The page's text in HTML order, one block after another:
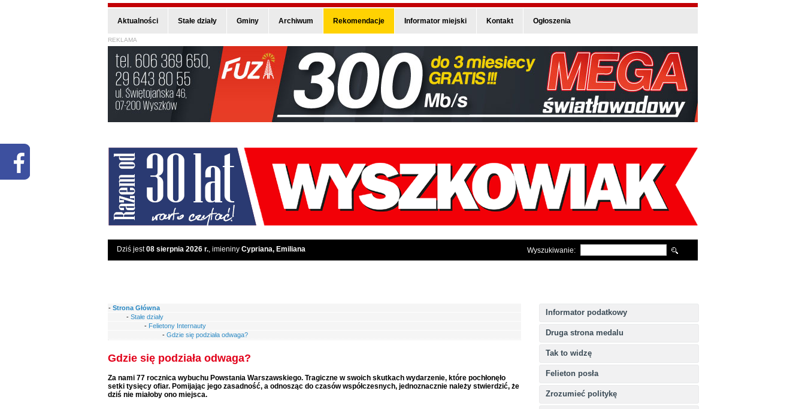
Aktualności Stałe działy Gminy Archiwum Rekomendacje Informator miejski Kontakt Ogłoszenia
REKLAMA
Dziś jest08 sierpnia 2026 r., imieniny Cypriana, Emiliana Wyszukiwanie:
Informator podatkowy
Druga strona medalu
Tak to widzę
Felieton posła
Zrozumieć politykę
- Strona Główna
- Stałe działy
- Felietony Internauty
- Gdzie się podziała odwaga?
Gdzie się podziała odwaga?
Za nami 77 rocznica wybuchu Powstania Warszawskiego. Tragiczne w swoich skutkach wydarzenie, które pochłonęło
setki tysięcy ofiar. Pomijając jego zasadność, a odnosząc do czasów współczesnych, jednoznacznie należy stwierdzić, że
dziś nie miałoby ono miejsca.